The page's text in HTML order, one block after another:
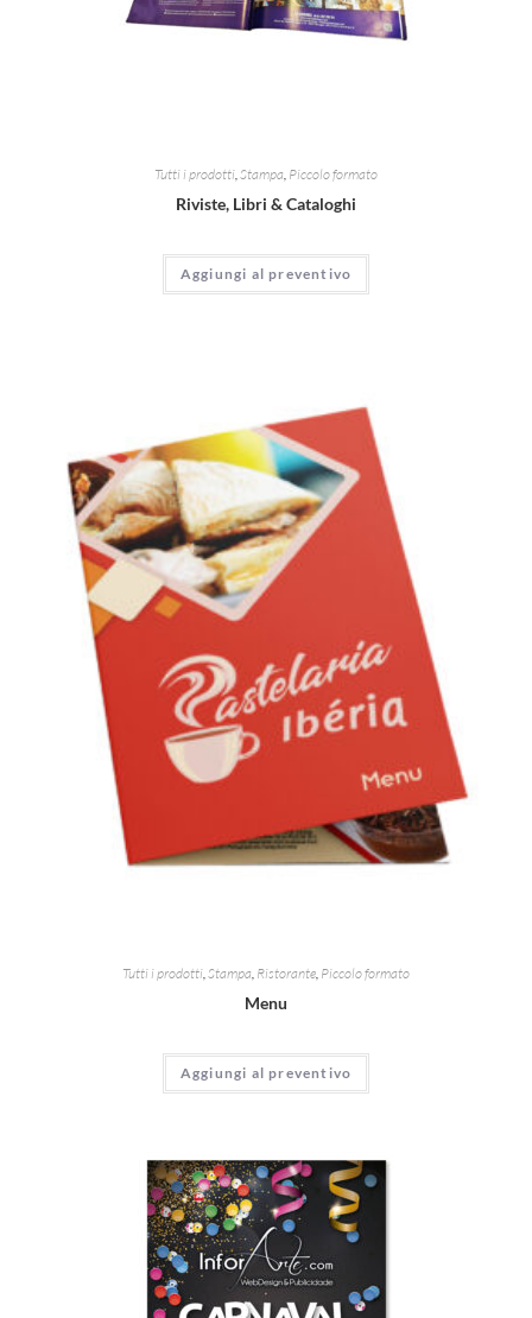
Tutti i prodotti,Stampa, Piccolo formato
Riviste, Libri & Cataloghi
Aggiungi al preventivo
Tutti i prodotti Stampa Ristorante Piccolo formato
Menu
Aggiungi al preventivo